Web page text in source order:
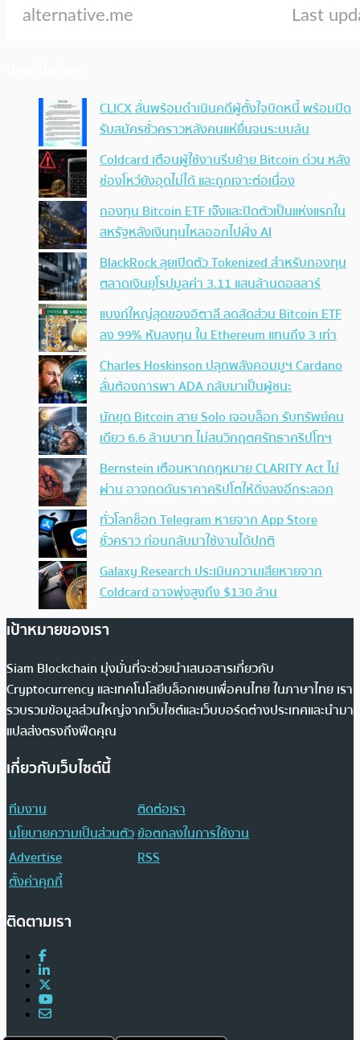
CLICX ลั่นพร้อมดำเนินคดีผู้ตั้งใจบิดหนี้ พร้อมปิด
รับสมัครชั่วคราวหลังคนแห่ยื่นจนระบบล้น
Coldcard เตือนผู้ใช้งานรีบย้าย Bitcoin ด่วน หลัง
ช่องโหว่ยังอุดไม่ได้ และถูกเจาะต่อเนื่อง
กองทุน Bitcoin ETF เจ๊งและปิดตัวเป็นแห่งแรกใน
สหรัฐหลังเงินทุนไหลออกไปฝั่ง AI
BlackRock ลุยเปิดตัว Tokenized สำหรับกองทุน
ตลาดเงินยุโรปมูลค่า 3.11 แสนล้านดอลลาร์
แบงก์ใหญ่สุดของอิตาลี ลดสัดส่วน Bitcoin ETF
ลง 99% หันลงทุน ใน Ethereum แทนถึง 3 เท่า
Charles Hoskinson ปลุกพลังคอมมูฯ Cardano
ลั่นต้องการพา ADA กลับมาเป็นผู้ชนะ
นักขุด Bitcoin สาย Solo เจอบล็อก รับทรัพย์คน
เดียว 6.6 ล้านบาท ไม่สนวิกฤตศรัทธาคริปโทฯ
Bernstein เตือนหากกฎหมาย CLARITY Act ไม่
ผ่าน อาจกดดันราคาคริปโตให้ดิ่งลงอีกระลอก
ทั่วโลกช็อก Telegram หายจาก App Store
ชั่วคราว ก่อนกลับมาใช้งานได้ปกติ
Galaxy Research ประเมินความเสียหายจาก
Coldcard อาจพุ่งสูงถึง $130 ล้าน
เป้าหมายของเรา
Siam Blockchain มุ่งมั่นที่จะช่วยนำเสนอสารเกี่ยวกับ
Cryptocurrency และเทคโนโลยีบล็อกเชนเพื่อคนไทย ในภาษาไทย เรา
รวบรวมข้อมูลส่วนใหญ่จากเว็บไซต์และเว็บบอร์ดต่างประเทศและนำมา
แปลส่งตรงถึงฟีดคุณ
เกี่ยวกับเว็บไซต์นี้
ทีมงาน
ติดต่อเรา
นโยบายความเป็นส่วนตัวข้อตกลงในการใช้งาน
Advertise
RSS
ตั้งค่าคุกกี้
ติดตามเรา